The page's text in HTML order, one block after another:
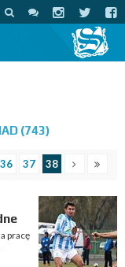
(743)
36 37 38
pracę